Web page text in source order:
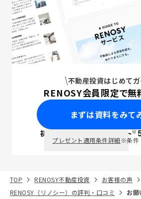
不動産投資はじめて
RENOSY会員限定で無
まずは資料をみて
初回面談で ポイント※
プレゼント適用条件詳細※条件
TOP RENOSY不動産投資
お客様の声
RENOSY（リノシー）の評判・口コミ
お願